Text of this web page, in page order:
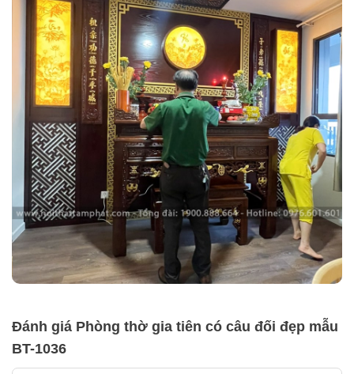
Đánh giá Phòng thờ gia tiên có câu đối đẹp mẫu
BT-1036